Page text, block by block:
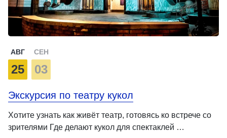
АВГ
25
СЕН
03
Экскурсия по театру кукол
Хотите узнать как живёт театр, готовясь ко встрече со
зрителями Где делают кукол для спектаклей …